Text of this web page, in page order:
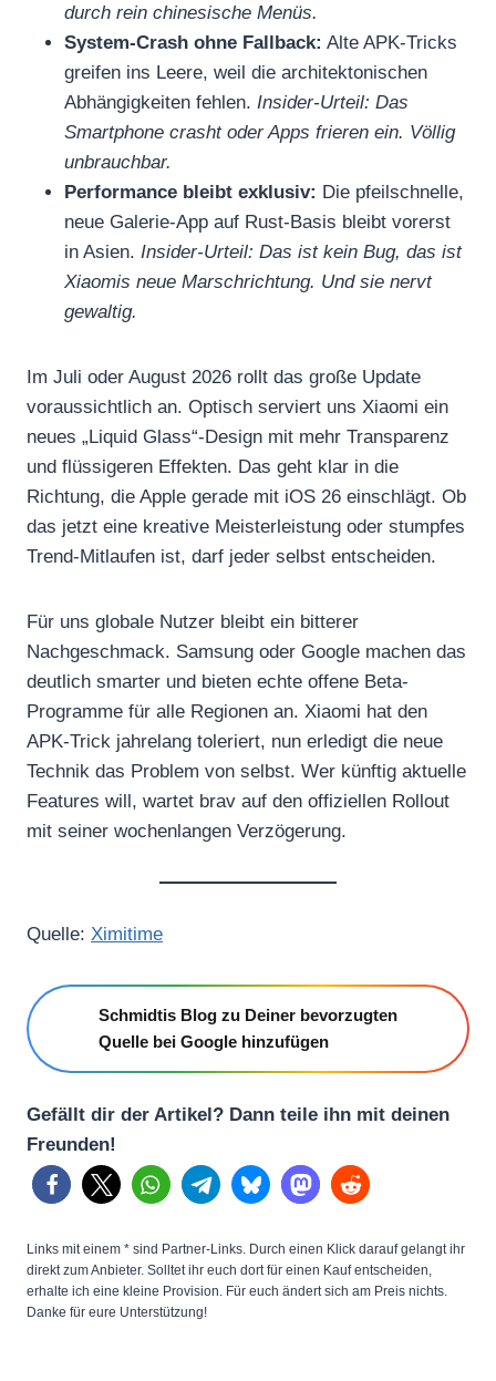
durch rein chinesische Menüs.
System-Crash ohne Fallback: Alte APK-Tricks
greifen ins Leere, weil die architektonischen
Abhängigkeiten fehlen. Insider-Urteil: Das
Smartphone crasht oder Apps frieren ein. Völlig
unbrauchbar.
Performance bleibt exklusiv: Die pfeilschnelle,
neue Galerie-App auf Rust-Basis bleibt vorerst
in Asien. Insider-Urteil: Das ist kein Bug, das ist
Xiaomis neue Marschrichtung. Und sie nervt
gewaltig.
Im Juli oder August 2026 rollt das große Update
voraussichtlich an. Optisch serviert uns Xiaomi ein
neues „Liquid Glass“-Design mit mehr Transparenz
und flüssigeren Effekten. Das geht klar in die
Richtung, die Apple gerade mit iOS 26 einschlägt. Ob
das jetzt eine kreative Meisterleistung oder stumpfes
Trend-Mitlaufen ist, darf jeder selbst entscheiden.
Für uns globale Nutzer bleibt ein bitterer
Nachgeschmack. Samsung oder Google machen das
deutlich smarter und bieten echte offene Beta-
Programme für alle Regionen an. Xiaomi hat den
APK-Trick jahrelang toleriert, nun erledigt die neue
Technik das Problem von selbst. Wer künftig aktuelle
Features will, wartet brav auf den offiziellen Rollout
mit seiner wochenlangen Verzögerung.
Quelle: Ximitime
Schmidtis Blog zu Deiner bevorzugten
Quelle bei Google hinzufügen
Gefällt dir der Artikel? Dann teile ihn mit deinen
Freunden!
Links mit einem * sind Partner-Links. Durch einen Klick darauf gelangt ihr
direkt zum Anbieter. Solltet ihr euch dort für einen Kauf entscheiden,
erhalte ich eine kleine Provision. Für euch ändert sich am Preis nichts.
Danke für eure Unterstützung!